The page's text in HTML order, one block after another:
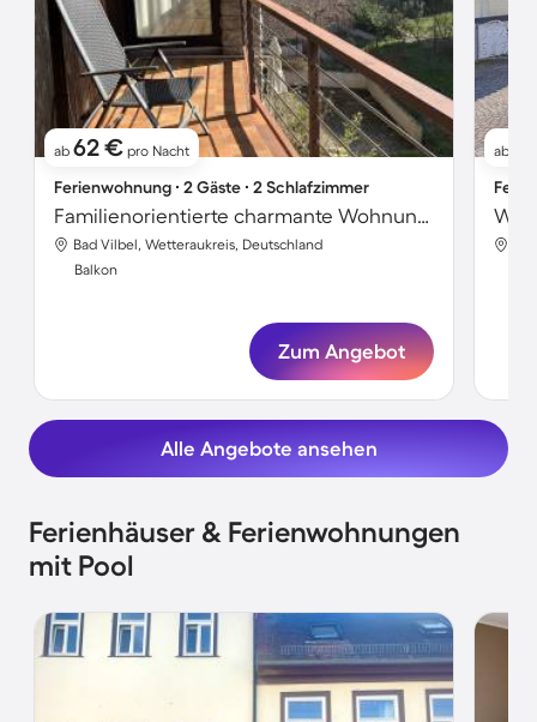
ab 62 € pro Nacht
Ferienwohnung ∙ 2 Gäste ∙ 2 Schlafzimmer
Familienorientierte charmante Wohnung | Gartenblick
Bad Vilbel, Wetteraukreis, Deutschland
Balkon
Zum Angebot
ab
Alle Angebote ansehen
Ferienhäuser & Ferienwohnungen
mit Pool